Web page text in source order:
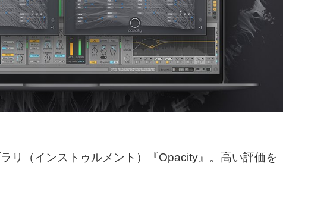
リ（インストゥルメント）『Opacity』。高い評価を